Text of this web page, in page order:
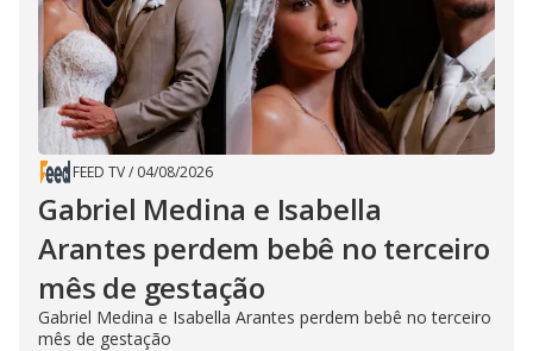
FEED TV/ 04/08/2026
Gabriel Medina e Isabella
Arantes perdem bebê no terceiro
mês de gestação
Gabriel Medina e Isabella Arantes perdem bebê no terceiro
mês de gestação